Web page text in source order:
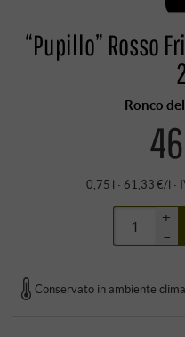
“Pupillo” Rosso
Ronco
0,75 l · 61,33 €/l ·
+
–
Conservato in ambiente